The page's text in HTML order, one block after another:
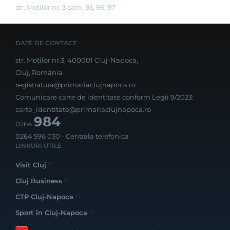
str. Moților nr. 3 cam. 95, 96, 97
DATE DE CONTACT
str. Moților nr.3, 400001 Cluj-Napoca,
Cluj, România
registratura@primariaclujnapoca.ro
Comunicare carte de identitate conform Legii 9/2023:
carte_identitate@primariaclujnapoca.ro
0264984
0264 596 030 - Centrala telefonica
LINKURI UTILE
Visit Cluj
Cluj Business
CTP Cluj-Napoca
Sport în Cluj-Napoca